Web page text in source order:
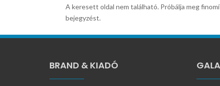
A keresett oldal nem található. Próbálja meg
bejegyzést.
BRAND & KIADÓ